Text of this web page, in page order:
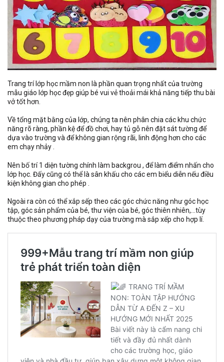
Trang trí lớp học mầm non là phần quan trọng nhất của trường
mẫu giáo lớp học đẹp giúp bé vui vẻ thoải mái khả năng tiếp thu bài
vở tốt hơn.
Về tổng mặt bằng của lớp, chúng ta nên phân chia các khu chức
năng rõ ràng, phần kệ để đồ chơi, hay tủ gỗ nên đặt sát tường để
dựa vào trường và để không gian rộng rãi, linh động hơn cho các
em chạy nhảy .
Nên bố trí 1 diện tường chính làm backgrou , để làm điểm nhấn cho
lớp học. Đấy cũng có thể là sân khấu cho các em biểu diễn nếu điều
kiện không gian cho phép .
Ngoài ra còn có thể xắp sếp theo các góc chức năng như góc học
tập, góc sản phẩm của bé, thư viện của bé, góc thiên nhiên,…tùy
thuộc theo phương pháp dạy của trường mà sắp xếp cho hợp lí.